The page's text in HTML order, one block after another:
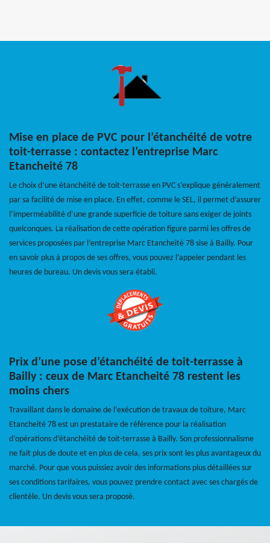
Mise en place de PVC pour l’étanchéité de votre
toit-terrasse : contactez l’entreprise Marc
Etancheité 78
Le choix d’une étanchéité de toit-terrasse en PVC s’explique généralement
par sa facilité de mise en place. En effet, comme le SEL, il permet d’assurer
l’imperméabilité d’une grande superficie de toiture sans exiger de joints
quelconques. La réalisation de cette opération figure parmi les offres de
services proposées par l’entreprise Marc Etancheité 78 sise à Bailly. Pour
en savoir plus à propos de ses offres, vous pouvez l’appeler pendant les
heures de bureau. Un devis vous sera établi.
Prix d’une pose d’étanchéité de toit-terrasse à
Bailly : ceux de Marc Etancheité 78 restent les
moins chers
Travaillant dans le domaine de l’exécution de travaux de toiture, Marc
Etancheité 78 est un prestataire de référence pour la réalisation
d’opérations d’étanchéité de toit-terrasse à Bailly. Son professionnalisme
ne fait plus de doute et en plus de cela, ses prix sont les plus avantageux du
marché. Pour que vous puissiez avoir des informations plus détaillées sur
ses conditions tarifaires, vous pouvez prendre contact avec ses chargés de
clientèle. Un devis vous sera proposé.